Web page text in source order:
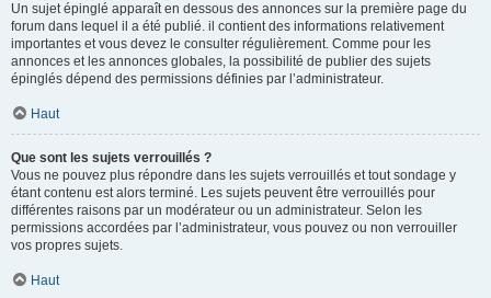
Un sujet épinglé apparaît en dessous des annonces sur la première page du
forum dans lequel il a été publié. il contient des informations relativement
importantes et vous devez le consulter régulièrement. Comme pour les
annonces et les annonces globales, la possibilité de publier des sujets
épinglés dépend des permissions définies par l’administrateur.
Haut
Que sont les sujets verrouillés ?
Vous ne pouvez plus répondre dans les sujets verrouillés et tout sondage y
étant contenu est alors terminé. Les sujets peuvent être verrouillés pour
différentes raisons par un modérateur ou un administrateur. Selon les
permissions accordées par l’administrateur, vous pouvez ou non verrouiller
vos propres sujets.
Haut